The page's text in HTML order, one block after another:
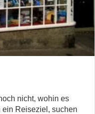
nicht, wohin es
Reiseziel, suchen